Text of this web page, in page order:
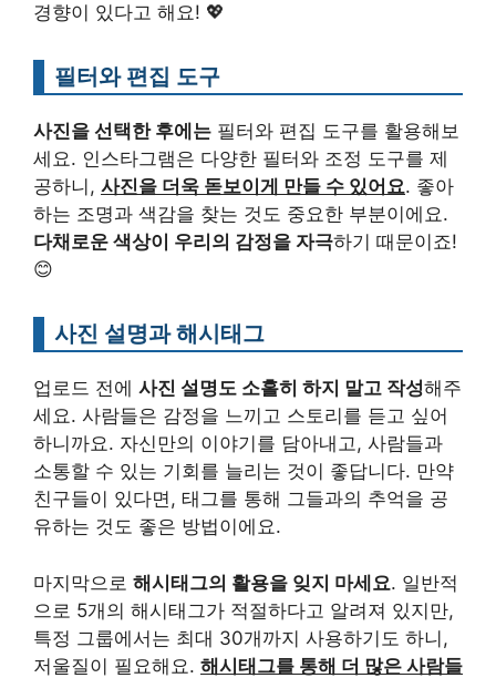
경향이 있다고 해요! 💖
필터와 편집 도구
사진을 선택한 후에는 필터와 편집 도구를 활용해보
세요. 인스타그램은 다양한 필터와 조정 도구를 제
공하니, 사진을 더욱 돋보이게 만들 수 있어요. 좋아
하는 조명과 색감을 찾는 것도 중요한 부분이에요.
다채로운 색상이 우리의 감정을 자극하기 때문이죠!
😊
사진 설명과 해시태그
업로드 전에 사진 설명도 소홀히 하지 말고 작성해주
세요. 사람들은 감정을 느끼고 스토리를 듣고 싶어
하니까요. 자신만의 이야기를 담아내고, 사람들과
소통할 수 있는 기회를 늘리는 것이 좋답니다. 만약
친구들이 있다면, 태그를 통해 그들과의 추억을 공
유하는 것도 좋은 방법이에요.
마지막으로 해시태그의 활용을 잊지 마세요. 일반적
으로 5개의 해시태그가 적절하다고 알려져 있지만,
특정 그룹에서는 최대 30개까지 사용하기도 하니,
저울질이 필요해요. 해시태그를 통해 더 많은 사람들